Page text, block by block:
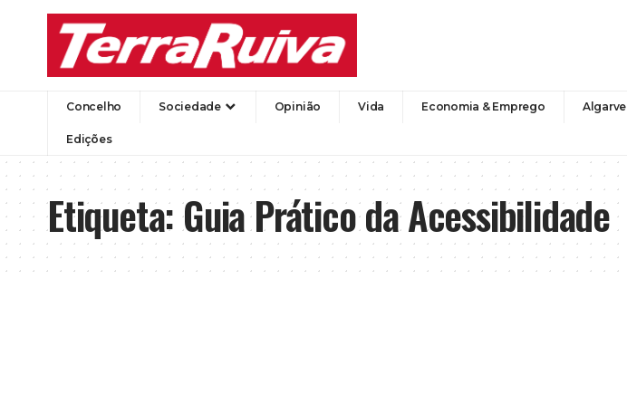
Concelho Sociedade Opinião Vida Economia & Emprego Algarve
Edições
Etiqueta:Guia Prático da Acessibilidade